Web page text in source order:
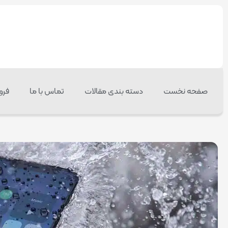
صفحه نخست دسته بندی مقالات تماس با ما